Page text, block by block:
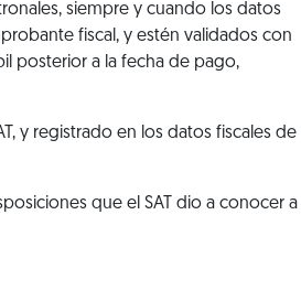
siempre y cuando los datos
fiscal , y estén validados con
posterior a la fecha de pago,
y registrado en los datos fiscales de
que el SAT dio a conocer a